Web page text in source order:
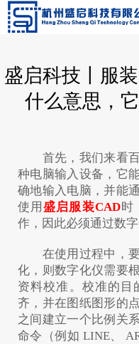
盛启科技丨服
什么意思，
首先，我们来看百
种电脑输入设备，它
确地输入电脑，并能
使用盛启服装CAD时
作，因此必须通过数
在使用过程中，要
化，则数字化仪需要
资料校准。校准的目
齐，并在图纸图形的
之间建立一个比例关
命令（例如 LINE、